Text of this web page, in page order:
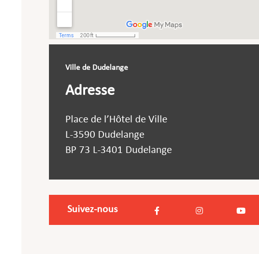
Ville de Dudelange
Adresse
Place de l’Hôtel de Ville
L-3590 Dudelange
BP 73 L-3401 Dudelange
Suivez-nous